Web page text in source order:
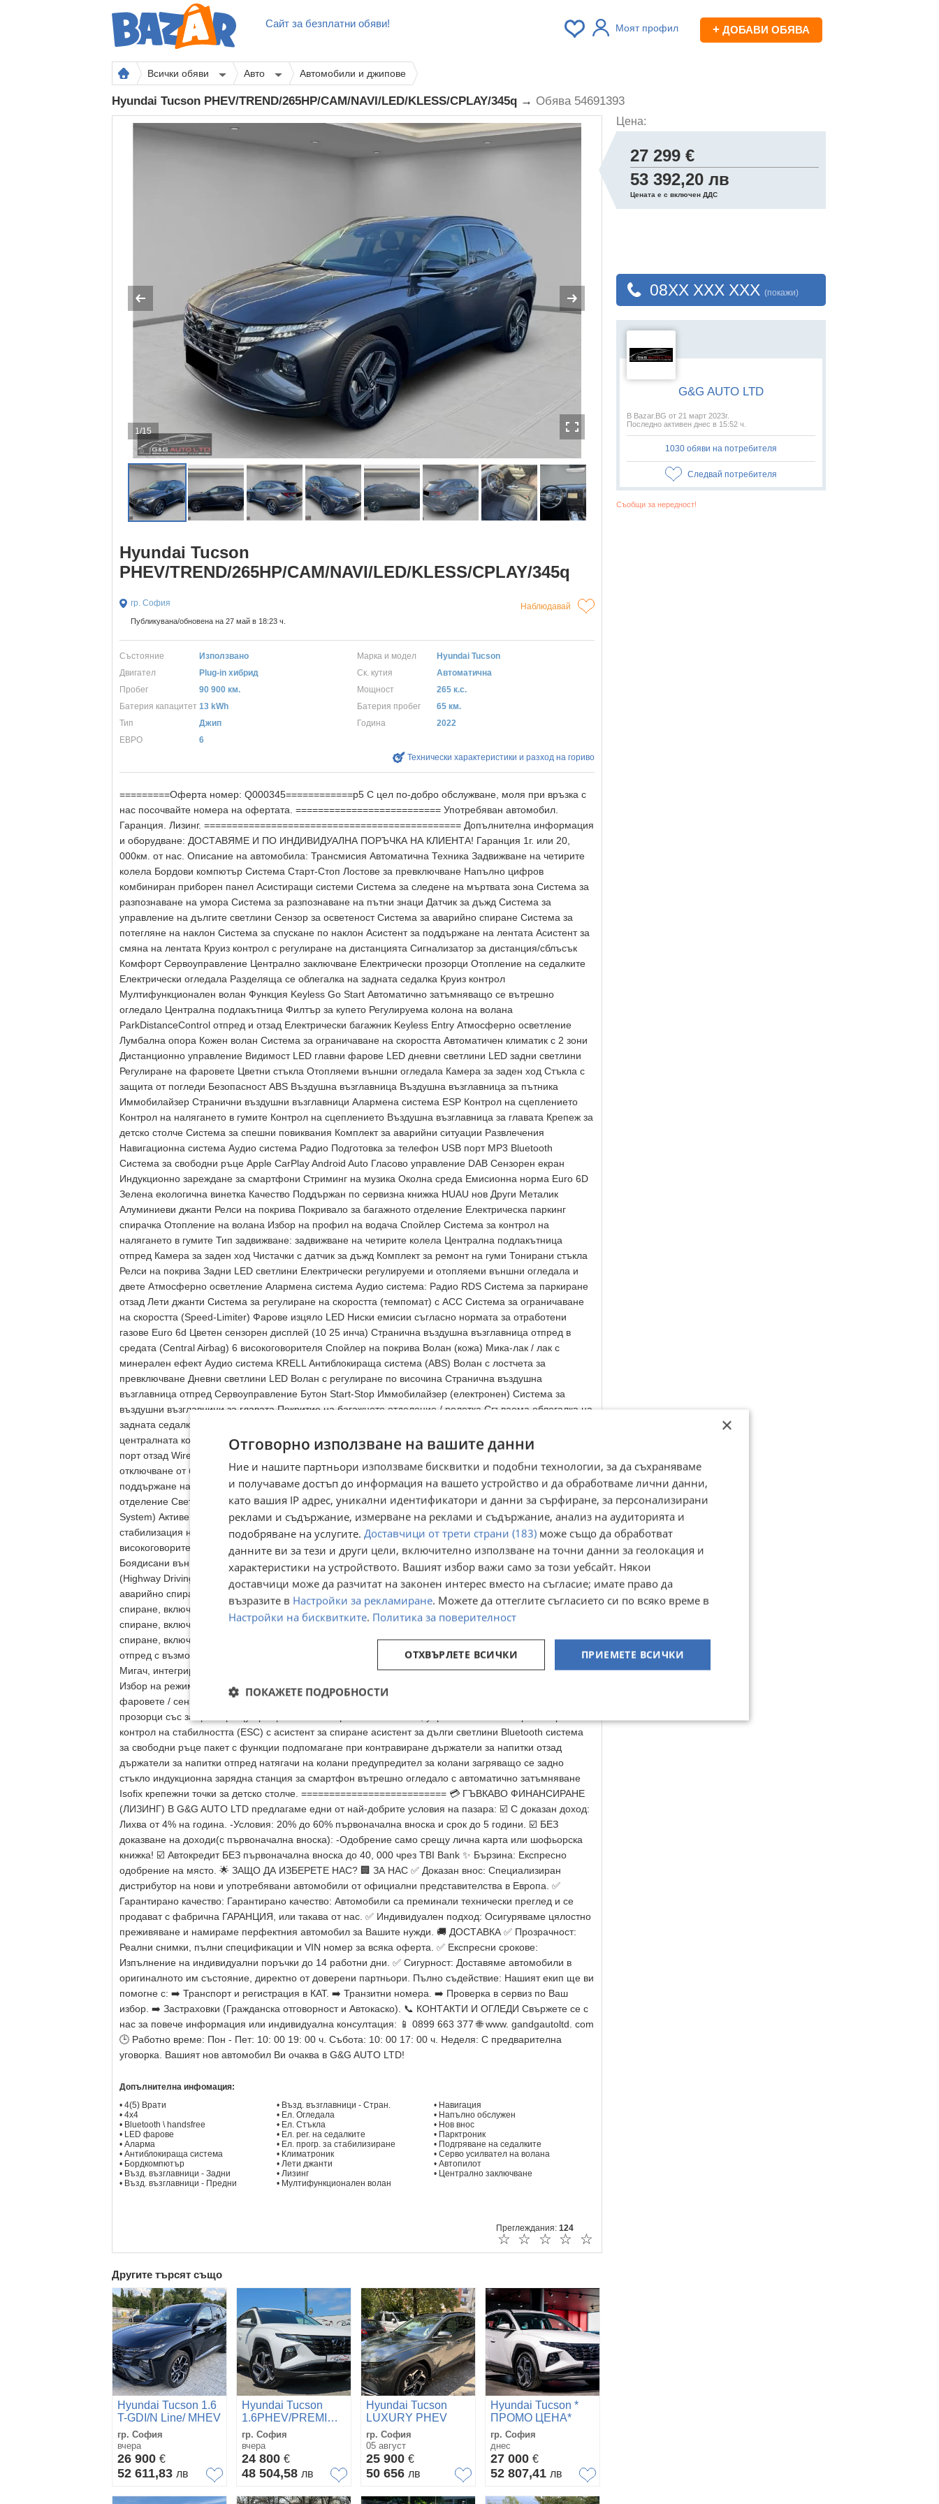
Сайт за безплатни обяви! Моят профил + ДОБАВИ ОБЯВА
Всички обяви Авто Автомобили и джипове
Hyundai Tucson PHEV/TREND/265HP/CAM/NAVI/LED/KLESS/CPLAY/345q → Обява 54691393
1/15
Hyundai Tucson
PHEV/TREND/265HP/CAM/NAVI/LED/KLESS/CPLAY/345q
гр. София Наблюдавай
Публикувана/обновена на 27 май в 18:23 ч.
Състояние Използвано Марка и модел
Hyundai Tucson
Двигател
Plug-in хибрид Ск. кутия
Автоматична
Пробег
90 900 км. Мощност
265 к.с.
Батерия капацитет 13 kWh Батерия пробег
65 км.
Тип
Джип Година
2022
ЕВРО
6
Технически характеристики и разход на гориво
=========Оферта номер: Q000345============p5 С цел по-добро обслужване, моля при връзка с
нас посочвайте номера на офертата. ========================== Употребяван автомобил.
Гаранция. Лизинг. ============================================== Допълнителна информация
и оборудване: ДОСТАВЯМЕ И ПО ИНДИВИДУАЛНА ПОРЪЧКА НА КЛИЕНТА! Гаранция 1г. или 20,
000км. от нас. Описание на автомобила: Трансмисия Автоматична Техника Задвижване на четирите
колела Бордови компютър Система Старт-Стоп Лостове за превключване Напълно цифров
комбиниран приборен панел Асистиращи системи Система за следене на мъртвата зона Система за
разпознаване на умора Система за разпознаване на пътни знаци Датчик за дъжд Система за
управление на дългите светлини Сензор за осветеност Система за аварийно спиране Система за
потегляне на наклон Система за спускане по наклон Асистент за поддържане на лентата Асистент за
смяна на лентата Круиз контрол с регулиране на дистанцията Сигнализатор за дистанция/сблъсък
Комфорт Сервоуправление Централно заключване Електрически прозорци Отопление на седалките
Електрически огледала Разделяща се облегалка на задната седалка Круиз контрол
Мултифункционален волан Функция Keyless Go Start Автоматично затъмняващо се вътрешно
огледало Централна подлакътница Филтър за купето Регулируема колона на волана
ParkDistanceControl отпред и отзад Електрически багажник Keyless Entry Атмосферно осветление
Лумбална опора Кожен волан Система за ограничаване на скоростта Автоматичен климатик с 2 зони
Дистанционно управление Видимост LED главни фарове LED дневни светлини LED задни светлини
Регулиране на фаровете Цветни стъкла Отопляеми външни огледала Камера за заден ход Стъкла с
защита от погледи Безопасност ABS Въздушна възглавница Въздушна възглавница за пътника
Иммобилайзер Странични въздушни възглавници Алармена система ESP Контрол на сцеплението
Контрол на налягането в гумите Контрол на сцеплението Въздушна възглавница за главата Крепеж за
детско столче Система за спешни повиквания Комплект за аварийни ситуации Развлечения
Навигационна система Аудио система Радио Подготовка за телефон USB порт MP3 Bluetooth
Система за свободни ръце Apple CarPlay Android Auto Гласово управление DAB Сензорен екран
Индукционно зареждане за смартфони Стриминг на музика Околна среда Емисионна норма Euro 6D
Зелена екологична винетка Качество Поддържан по сервизна книжка HUAU нов Други Металик
Алуминиеви джанти Релси на покрива Покривало за багажното отделение Електрическа паркинг
спирачка Отопление на волана Избор на профил на водача Спойлер Система за контрол на
налягането в гумите Тип задвижване: задвижване на четирите колела Централна подлакътница
отпред Камера за заден ход Чистачки с датчик за дъжд Комплект за ремонт на гуми Тонирани стъкла
Релси на покрива Задни LED светлини Електрически регулируеми и отопляеми външни огледала и
двете Атмосферно осветление Алармена система Аудио система: Радио RDS Система за паркиране
отзад Лети джанти Система за регулиране на скоростта (темпомат) с ACC Система за ограничаване
на скоростта (Speed-Limiter) Фарове изцяло LED Ниски емисии съгласно нормата за отработени
газове Euro 6d Цветен сензорен дисплей (10 25 инча) Странична въздушна възглавница отпред в
средата (Central Airbag) 6 високоговорителя Спойлер на покрива Волан (кожа) Мика-лак / лак с
минерален ефект Аудио система KRELL Антиблокираща система (ABS) Волан с лостчета за
превключване Дневни светлини LED Волан с регулиране по височина Странична въздушна
възглавница отпред Сервоуправление Бутон Start-Stop Иммобилайзер (електронен) Система за
въздушни възглавници за главата Покритие на багажното отделение / ролетка Сгъваема облегалка на
задната седалка Въздушна възглавница за пътника Въздушна възглавница за водача USB порт в
централната конзола Електрически прозорци отпред и отзад с автоматично отваряне/затваряне USB
порт отзад Wireless SmartLink (Apple CarPlay) Сгъваема облегалка на задната седалка с дистанционно
отключване от багажника Digital Cockpit (цифров дисплей на приборното табло) Адаптивна система за
поддържане на скоростта (темпомат) с регулиране на дистанцията (NSCC) 12V контакт в багажното
отделение Светлини за завиване Активен асистент за поддържане на лентата (LKAS Lane Keep Assist
System) Активен асистент за мъртвата зона Активни спирачни светлини (ESS) Програма за
стабилизация на ремаркето (TSA) Асистиращ пакет Аудио-навигационна система Аудио система с
високоговорители Система за следене на вниманието Електрически сгъваеми външни огледала
Боядисани външни огледала Предупреждение при излизане Асистент за шофиране по магистрала
(Highway Driving Assist HDA) Автоматична скоростна кутия (6-степенна) Автономна функция за
аварийно спиране, включваща функция за завиване (FCA-JT) Автономна функция за аварийно
спиране, включваща разпознаване на велосипедисти (FCA-Cyc. ) Автономна функция за аварийно
спиране, включваща предупреждение за предна сблъсък (FCA) Автономна функция за аварийно
спиране, включваща разпознаване на пешеходци (FCA-Ped. ) Въздушна възглавница за пътника
отпред с възможност за изключване Асистент за спускане по наклон Помощ при потегляне на наклон
Мигач, интегриран в огледалото за обратно виждане Изпускателна система с двойна изходна тръба
Избор на режим на движение Система за паркиране отпред и отзад Автоматично включване на
фаровете / сензор за осветеност Електронно разпределение на спирачната сила Електрически
прозорци със защита срещу прищипване Електрически багажник, управляван от сензор Електронна
контрол на стабилността (ESC) с асистент за спиране асистент за дълги светлини Bluetooth система
за свободни ръце пакет с функции подпомагане при контравиране държатели за напитки отзад
държатели за напитки отпред натягачи на колани предупредител за колани загряващо се задно
стъкло индукционна зарядна станция за смартфон вътрешно огледало с автоматично затъмняване
Isofix крепежни точки за детско столче. ========================== 💳 ГЪВКАВО ФИНАНСИРАНЕ
(ЛИЗИНГ) В G&G AUTO LTD предлагаме едни от най-добрите условия на пазара: ☑️ С доказан доход:
Лихва от 4% на година. -Условия: 20% до 60% първоначална вноска и срок до 5 години. ☑️ БЕЗ
доказване на доходи(с първоначална вноска): -Одобрение само срещу лична карта или шофьорска
книжка! ☑️ Автокредит БЕЗ първоначална вноска до 40, 000 чрез TBI Bank ✨ Бързина: Експресно
одобрение на място. 🌟 ЗАЩО ДА ИЗБЕРЕТЕ НАС? 🏢 ЗА НАС ✅ Доказан внос: Специализиран
дистрибутор на нови и употребявани автомобили от официални представителства в Европа. ✅
Гарантирано качество: Гарантирано качество: Автомобили са преминали технически преглед и се
продават с фабрична ГАРАНЦИЯ, или такава от нас. ✅ Индивидуален подход: Осигуряваме цялостно
преживяване и намираме перфектния автомобил за Вашите нужди. 🚚 ДОСТАВКА ✅ Прозрачност:
Реални снимки, пълни спецификации и VIN номер за всяка оферта. ✅ Експресни срокове:
Изпълнение на индивидуални поръчки до 14 работни дни. ✅ Сигурност: Доставяме автомобили в
оригиналното им състояние, директно от доверени партньори. Пълно съдействие: Нашият екип ще ви
помогне с: ➡️ Транспорт и регистрация в КАТ. ➡️ Транзитни номера. ➡️ Проверка в сервиз по Ваш
избор. ➡️ Застраховки (Гражданска отговорност и Автокаско). 📞 КОНТАКТИ И ОГЛЕДИ Свържете се с
нас за повече информация или индивидуална консултация: 📱 0899 663 377 🌐 www. gandgautoltd. com
🕒 Работно време: Пон - Пет: 10: 00 19: 00 ч. Събота: 10: 00 17: 00 ч. Неделя: С предварителна
уговорка. Вашият нов автомобил Ви очаква в G&G AUTO LTD!
Допълнителна инфомация:
• 4(5) Врати
• 4x4
• Bluetooth \ handsfree
• LED фарове
• Аларма
• Антиблокираща система
• Бордкомпютър
• Възд. възглавници - Задни
• Възд. възглавници - Предни
• Възд. възглавници - Стран.
• Ел. Огледала
• Ел. Стъкла
• Ел. рег. на седалките
• Ел. прогр. за стабилизиране
• Климатроник
• Лети джанти
• Лизинг
• Мултифункционален волан
• Навигация
• Напълно обслужен
• Нов внос
• Парктроник
• Подгряване на седалките
• Серво усилвател на волана
• Автопилот
• Централно заключване
Преглеждания: 124
☆
☆
☆
☆
☆
Другите търсят също
Hyundai Tucson 1.6
T-GDI/N Line/ MHEV
/ Гаранция до 2030
гр. София
вчера
26 900 €
52 611,83 лв
Hyundai Tucson
1.6PHEV/PREMIUM/137580км/4WD
AUTO/CARPLAY/ACC/
КАМЕ
гр. София
вчера
24 800 €
48 504,58 лв
Hyundai Tucson
LUXURY PHEV
AWD PAN 1ви
собственик
гр. София
05 август
25 900 €
50 656 лв
Hyundai Tucson *
ПРОМО ЦЕНА*
AWD
гр. София
днес
27 000 €
52 807,41 лв
Цена:
27 299 €
53 392,20 лв
Цената е с включен ДДС
08XX XXX XXX (покажи)
G&G AUTO LTD
В Bazar.BG от 21 март 2023г.
Последно активен днес в 15:52 ч.
1030 обяви на потребителя
Следвай потребителя
Съобщи за нередност!
×
Отговорно използване на вашите данни
Ние и нашите партньори използваме бисквитки и подобни технологии, за да съхраняваме
и получаваме достъп до информация на вашето устройство и да обработваме лични данни,
като вашия IP адрес, уникални идентификатори и данни за сърфиране, за персонализирани
реклами и съдържание, измерване на реклами и съдържание, анализ на аудиторията и
подобряване на услугите. Доставчици от трети страни (183) може също да обработват
данните ви за тези и други цели, включително използване на точни данни за геолокация и
характеристики на устройството. Вашият избор важи само за този уебсайт. Някои
доставчици може да разчитат на законен интерес вместо на съгласие; имате право да
възразите в Настройки за рекламиране. Можете да оттеглите съгласието си по всяко време в
Настройки на бисквитките. Политика за поверителност
ПРИЕМЕТЕ ВСИЧКИ
ОТХВЪРЛЕТЕ ВСИЧКИ
ПОКАЖЕТЕ ПОДРОБНОСТИ